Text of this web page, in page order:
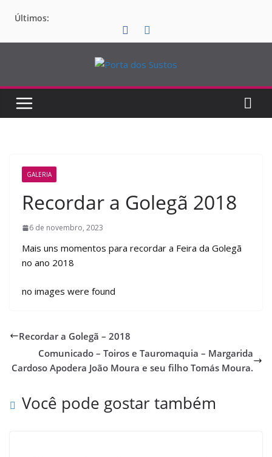
paraÚltimos:
GALERIA
Recordar a Golegã 2018
6 de novembro, 2023
Mais uns momentos para recordar a Feira da Golegã
no ano 2018
no images were found
Recordar a Golegã – 2018
Comunicado – Toiros e Tauromaquia – Margarida
Cardoso Apodera João Moura e seu filho Tomás Moura.
Você pode gostar também